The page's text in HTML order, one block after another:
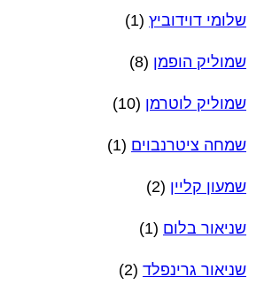
שלומי דוידוביץ (1)
שמוליק הופמן (8)
שמוליק לוטרמן (10)
שמחה ציטרנבוים (1)
שמעון קליין (2)
שניאור בלום (1)
שניאור גרינפלד (2)